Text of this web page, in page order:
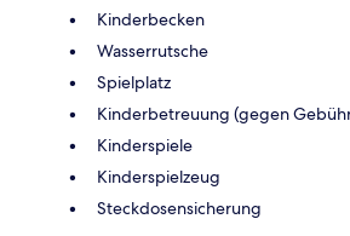
Kinderbecken
Wasserrutsche
Spielplatz
Kinderbetreuung (gegen
Kinderspiele
Kinderspielzeug
Steckdosensicherung